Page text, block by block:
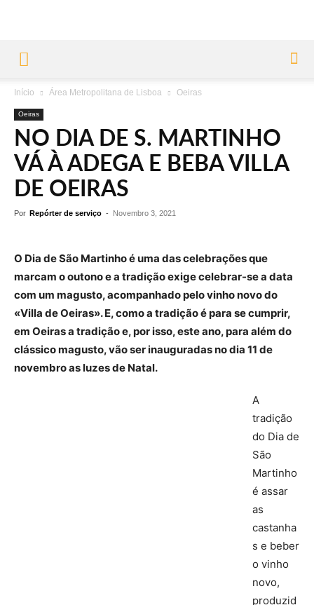
Início Área Metropolitana de Lisboa Oeiras
Oeiras
NO DIA DE S. MARTINHO
VÁ À ADEGA E BEBA VILLA
DE OEIRAS
Por Repórter de serviço - Novembro 3, 2021
O Dia de São Martinho é uma das celebrações que
marcam o outono e a tradição exige celebrar-se a data
com um magusto, acompanhado pelo vinho novo do
«Villa de Oeiras». E, como a tradição é para se cumprir,
em Oeiras a tradição e, por isso, este ano, para além do
clássico magusto, vão ser inauguradas no dia 11 de
novembro as luzes de Natal.
A
tradição
do Dia de
São
Martinho
é assar
as
castanha
s e beber
o vinho
novo,
produzid